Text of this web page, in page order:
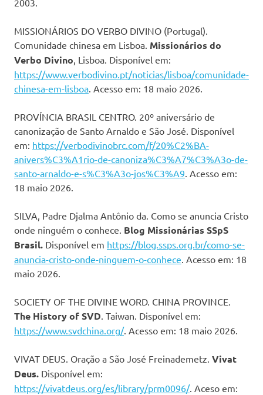
MISSIONÁRIOS DO VERBO DIVINO (Portugal).
Comunidade chinesa em Lisboa. Missionários do
Verbo Divino , Lisboa. Disponível em:
https://www.verbodivino.pt/noticias/lisboa/comunidade-
chinesa-em-lisboa . Acesso em: 18 maio 2026.
PROVÍNCIA BRASIL CENTRO. 20º aniversário de
canonização de Santo Arnaldo e São José. Disponível
em: https://verbodivinobrc.com/f/20%C2%BA-
anivers%C3%A1rio-de-canoniza%C3%A7%C3%A3o-de-
santo-arnaldo-e-s%C3%A3o-jos%C3%A9 . Acesso em:
18 maio 2026.
SILVA, Padre Djalma Antônio da. Como se anuncia Cristo
onde ninguém o conhece. Blog Missionárias SSpS
Brasil. Disponível em https://blog.ssps.org.br/como-se-
anuncia-cristo-onde-ninguem-o-conhece . Acesso em: 18
maio 2026.
SOCIETY OF THE DIVINE WORD. CHINA PROVINCE.
The History of SVD . Taiwan. Disponível em:
https://www.svdchina.org/. Acesso em: 18 maio 2026.
VIVAT DEUS. Oração a São José Freinademetz. Vivat
Deus. Disponível em:
https://vivatdeus.org/es/library/prm0096/. Aceso em: